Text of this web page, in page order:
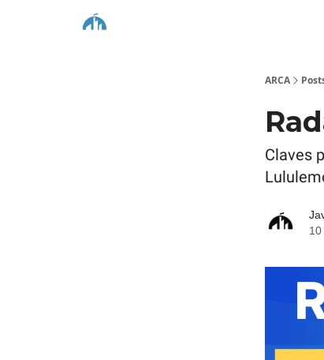
ARCA
Claves